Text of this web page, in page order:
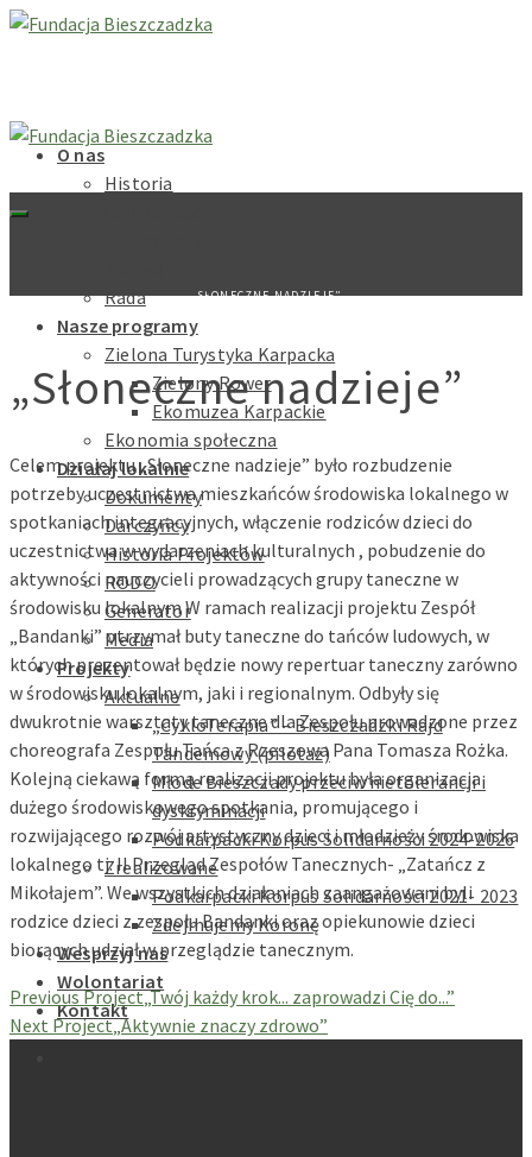
O nas
Historia
Rada
Nasze programy
Zielona Turystyka Karpacka
Zielony Rower
Ekomuzea Karpackie
Ekonomia społeczna
Działaj lokalnie
Dokumenty
Darczyńcy
Historia Projektów
RODO
Generator
Media
Projekty
Aktualne
„CykloTerapia” – Bieszczadzki Rajd
Tandemowy (pilotaż)
Młode Bieszczady przeciw nietolerancji i
dyskryminacji
Podkarpacki Korpus Solidarności 2024-2026
Zrealizowane
Podkarpacki Korpus Solidarności 2021- 2023
Zdejmujemy Koronę
Wesprzyj nas
Wolontariat
Kontakt
„SŁONECZNE NADZIEJE”
„Słoneczne nadzieje”
Celem projektu „Słoneczne nadzieje” było rozbudzenie
potrzeby uczestnictwa mieszkańców środowiska lokalnego w
spotkaniach integracyjnych, włączenie rodziców dzieci do
uczestnictwa w wydarzeniach kulturalnych , pobudzenie do
aktywności nauczycieli prowadzących grupy taneczne w
środowisku lokalnym W ramach realizacji projektu Zespół
„Bandanki” otrzymał buty taneczne do tańców ludowych, w
których prezentował będzie nowy repertuar taneczny zarówno
w środowisku lokalnym, jaki i regionalnym. Odbyły się
dwukrotnie warsztaty taneczne dla Zespołu prowadzone przez
choreografa Zespołu Tańca z Rzeszowa Pana Tomasza Rożka.
Kolejną ciekawą formą realizacji projektu była organizacja
dużego środowiskowego spotkania, promującego i
rozwijającego rozwój artystyczny dzieci i młodzieży środowiska
lokalnego tj. II Przegląd Zespołów Tanecznych- „Zatańcz z
Mikołajem”. We wszystkich działaniach zaangażowani byli
rodzice dzieci z zespołu Bandanki oraz opiekunowie dzieci
biorących udział w przeglądzie tanecznym.
Previous Project„Twój każdy krok... zaprowadzi Cię do...”
Next Project„Aktywnie znaczy zdrowo”